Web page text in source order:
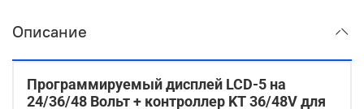
Описание
Программируемый дисплей LCD-5 на
24/36/48 Вольт + контроллер KT 36/48V для